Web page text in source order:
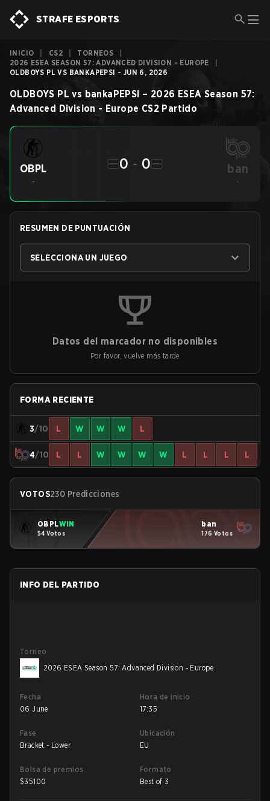
STRAFE ESPORTS
INICIO CS2 TORNEOS
2026 ESEA SEASON 57: ADVANCED DIVISION - EUROPE
OLDBOYS PL VS BANKAPEPSI - JUN 6, 2026
OLDBOYS PL vs bankaPEPSI – 2026 ESEA Season 57:
Advanced Division - Europe CS2 Partido
OBPL
-
0 - 0 ban
-
RESUMEN DE PUNTUACIÓN
SELECCIONA UN JUEGO
Datos del marcador no disponibles
Por favor, vuelve más tarde
FORMA RECIENTE
3/10 L W W W L
4/10 L L W W W W L L L L
VOTOS230 Predicciones
OBPLWIN
54 Votos
ban
176 Votos
INFO DEL PARTIDO
Torneo
2026 ESEA Season 57: Advanced Division - Europe
Fecha
06 June
Hora de inicio
17:35
Fase
Bracket - Lower
Ubicación
EU
Bolsa de premios
$35100
Formato
Best of 3